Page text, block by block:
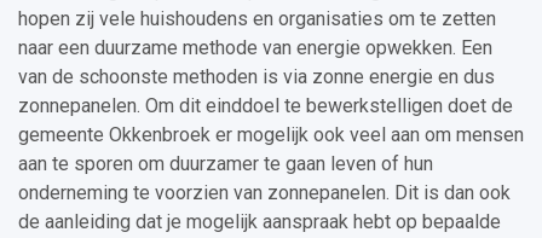
hopen zij vele huishoudens en organisaties om te zetten
naar een duurzame methode van energie opwekken. Een
van de schoonste methoden is via zonne energie en dus
zonnepanelen. Om dit einddoel te bewerkstelligen doet de
gemeente Okkenbroek er mogelijk ook veel aan om mensen
aan te sporen om duurzamer te gaan leven of hun
onderneming te voorzien van zonnepanelen. Dit is dan ook
de aanleiding dat je mogelijk aanspraak hebt op bepaalde